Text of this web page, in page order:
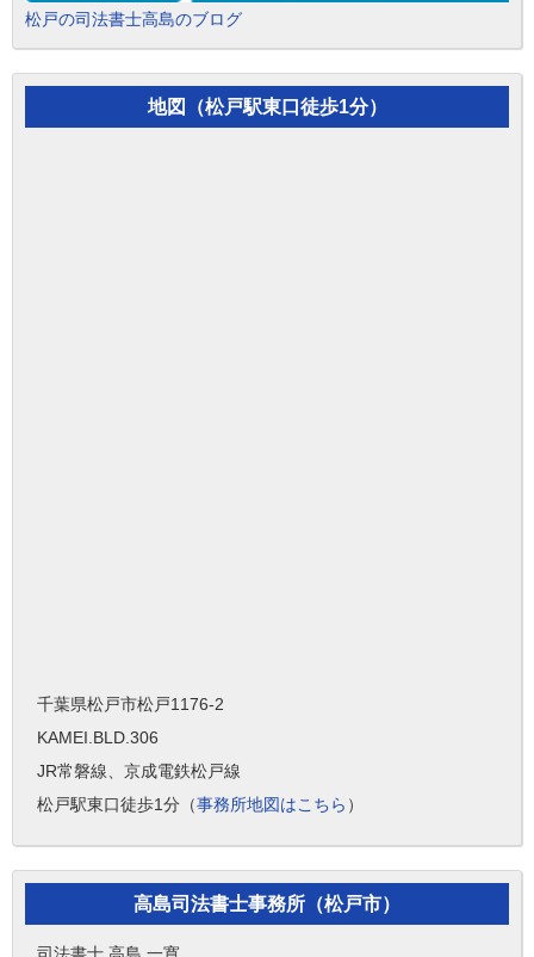
松戸の司法書士高島のブログ
地図（松戸駅東口徒歩1分）
千葉県松戸市松戸1176-2
KAMEI.BLD.306
JR常磐線、京成電鉄松戸線
松戸駅東口徒歩1分（事務所地図はこちら ）
高島司法書士事務所（松戸市）